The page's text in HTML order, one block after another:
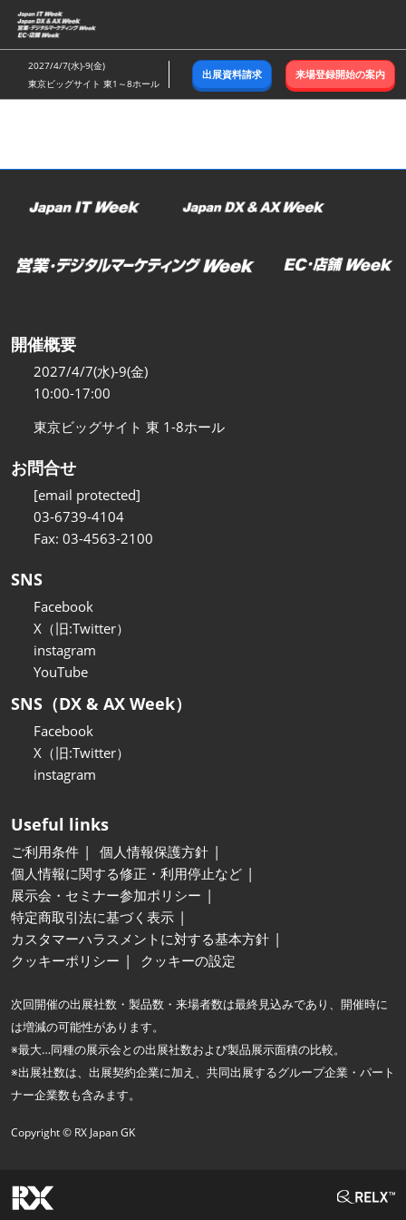
ス
キ
ッ
し
む
2027/4/7(水)-9(金)
東京ビッグサイト 東1～8ホール
出展資料請求 来場登録開始の案内
開催概要
2027/4/7(水)-9(金)
10:00-17:00
東京ビッグサイト 東 1-8ホール
お問合せ
[email protected]
03-6739-4104
Fax: 03-4563-2100
SNS
Facebook
X（旧:Twitter）
instagram
YouTube
SNS（DX & AX Week）
Facebook
X（旧:Twitter）
instagram
Useful links
ご利用条件
個人情報保護方針
個人情報に関する修正・利用停止など
展示会・セミナー参加ポリシー
特定商取引法に基づく表示
カスタマーハラスメントに対する基本方針
クッキーポリシー
クッキーの設定
次回開催の出展社数・製品数・来場者数は最終見込みであり、開催時に
は増減の可能性があります。
※最大…同種の展示会との出展社数および製品展示面積の比較。
※出展社数は、出展契約企業に加え、共同出展するグループ企業・パート
ナー企業数も含みます。
Copyright © RX Japan GK